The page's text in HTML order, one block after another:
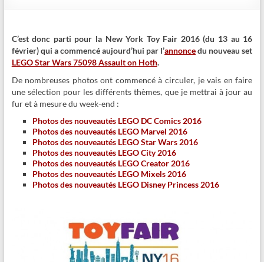
C’est donc parti pour la New York Toy Fair 2016 (du 13 au 16
février) qui a commencé aujourd’hui par l’annoncedu nouveau set
LEGO Star Wars 75098 Assault on Hoth.
De nombreuses photos ont commencé à circuler, je vais en faire
une sélection pour les différents thèmes, que je mettrai à jour au
fur et à mesure du week-end :
Photos des nouveautés LEGO DC Comics 2016
Photos des nouveautés LEGO Marvel 2016
Photos des nouveautés LEGO Star Wars 2016
Photos des nouveautés LEGO City 2016
Photos des nouveautés LEGO Creator 2016
Photos des nouveautés LEGO Mixels 2016
Photos des nouveautés LEGO Disney Princess 2016